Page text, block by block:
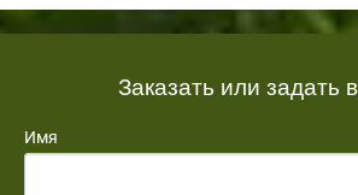
Заказать или задать
Имя